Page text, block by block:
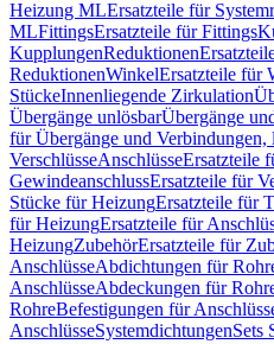
Heizung MLErsatzteile für
MLFittingsErsatzteile für Fittings
KupplungenReduktionen
ReduktionenWinkelErsatzteile für
StückeInnenliegende Zirkulation
Übergänge unlösbarÜbergänge
für Übergänge und Verbindungen,
VerschlüsseAnschlüsseErsatzteile
GewindeanschlussErsatzteile für
Stücke für HeizungErsatzteile für
für HeizungErsatzteile für
HeizungZubehörErsatzteile für
AnschlüsseAbdichtungen für
AnschlüsseAbdeckungen für
RohreBefestigungen für
AnschlüsseSystemdichtungenSets